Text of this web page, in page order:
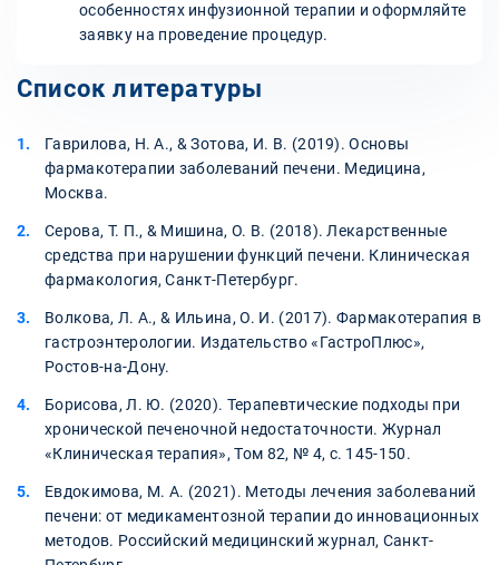
особенностях инфузионной терапии и оформляйте
заявку на проведение процедур.
Список литературы
Гаврилова, Н. А., & Зотова, И. В. (2019). Основы
фармакотерапии заболеваний печени. Медицина,
Москва.
Серова, Т. П., & Мишина, О. В. (2018). Лекарственные
средства при нарушении функций печени. Клиническая
фармакология, Санкт-Петербург.
Волкова, Л. А., & Ильина, О. И. (2017). Фармакотерапия в
гастроэнтерологии. Издательство «ГастроПлюс»,
Ростов-на-Дону.
Борисова, Л. Ю. (2020). Терапевтические подходы при
хронической печеночной недостаточности. Журнал
«Клиническая терапия», Том 82, № 4, с. 145-150.
Евдокимова, М. А. (2021). Методы лечения заболеваний
печени: от медикаментозной терапии до инновационных
методов. Российский медицинский журнал, Санкт-